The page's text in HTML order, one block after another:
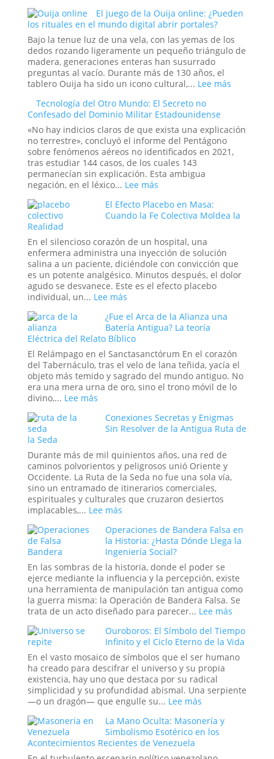
caso
del
abducido
de
Amaicha:
¿Un
viaje
las
estrellas
o
un
trauma
reprimido?
El juego de la Ouija online: ¿Pueden
los rituales en el mundo digital abrir portales?
Bajo la tenue luz de una vela, con las yemas de los
dedos rozando ligeramente un pequeño triángulo de
madera, generaciones enteras han susurrado
preguntas al vacío. Durante más de 130 años, el
tablero Ouija ha sido un icono cultural,... Lee más:
la
mundo
Tecnología del Otro Mundo: El Secreto no
Confesado del Dominio Militar Estadounidense
«No hay indicios claros de que exista una explicación
no terrestre», concluyó el informe del Pentágono
sobre fenómenos aéreos no identificados en 2021,
tras estudiar 144 casos, de los cuales 143
permanecían sin explicación. Esta ambigua
negación, en el léxico... Lee más:
del
Otro
El
Secreto
no
Confesado
del
Dominio
Estadounidense
El Efecto Placebo en Masa:
Cuando la Fe Colectiva Moldea la
Realidad
En el silencioso corazón de un hospital, una
enfermera administra una inyección de solución
salina a un paciente, diciéndole con convicción que
es un potente analgésico. Minutos después, el dolor
agudo se desvanece. Este es el efecto placebo
individual, un... Lee más:
Efecto
Placebo
en
Masa:
Cuando
la
Fe
la
Realidad
¿Fue el Arca de la Alianza una
Batería Antigua? La teoría
Eléctrica del Relato Bíblico
El Relámpago en el Sanctasanctórum En el corazón
del Tabernáculo, tras el velo de lana teñida, yacía el
objeto más temido y sagrado del mundo antiguo. No
era una mera urna de oro, sino el trono móvil de lo
divino,... Lee más:
Arca
la
Alianza
una
Batería
Antigua?
La
Eléctrica
del
Relato
Bíblico
Conexiones Secretas y Enigmas
Sin Resolver de la Antigua Ruta de
la Seda
Durante más de mil quinientos años, una red de
caminos polvorientos y peligrosos unió Oriente y
Occidente. La Ruta de la Seda no fue una sola vía,
sino un entramado de itinerarios comerciales,
espirituales y culturales que cruzaron desiertos
implacables,... Lee más:
Secretas
y
Enigmas
Sin
Resolver
de
la
Antigua
Ruta
de
la
Seda
Operaciones de Bandera Falsa en
la Historia: ¿Hasta Dónde Llega la
Ingeniería Social?
En las sombras de la historia, donde el poder se
ejerce mediante la influencia y la percepción, existe
una herramienta de manipulación tan antigua como
la guerra misma: la Operación de Bandera Falsa. Se
trata de un acto diseñado para parecer... Lee más:
de
Bandera
Falsa
Historia:
Ouroboros: El Símbolo del Tiempo
Infinito y el Ciclo Eterno de la Vida
En el vasto mosaico de símbolos que el ser humano
ha creado para descifrar el universo y su propia
existencia, hay uno que destaca por su radical
simplicidad y su profundidad abismal. Una serpiente
—o un dragón— que engulle su... Lee más:
El
Símbolo
Tiempo
La Mano Oculta: Masonería y
Simbolismo Esotérico en los
Acontecimientos Recientes de Venezuela